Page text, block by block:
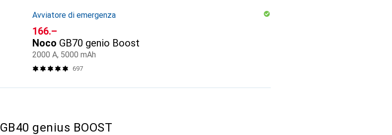
Avviatore di emergenza
CHF
166.–
Noco GB70 genio Boost
2000 A, 5000 mAh
697
GB40 genius BOOST